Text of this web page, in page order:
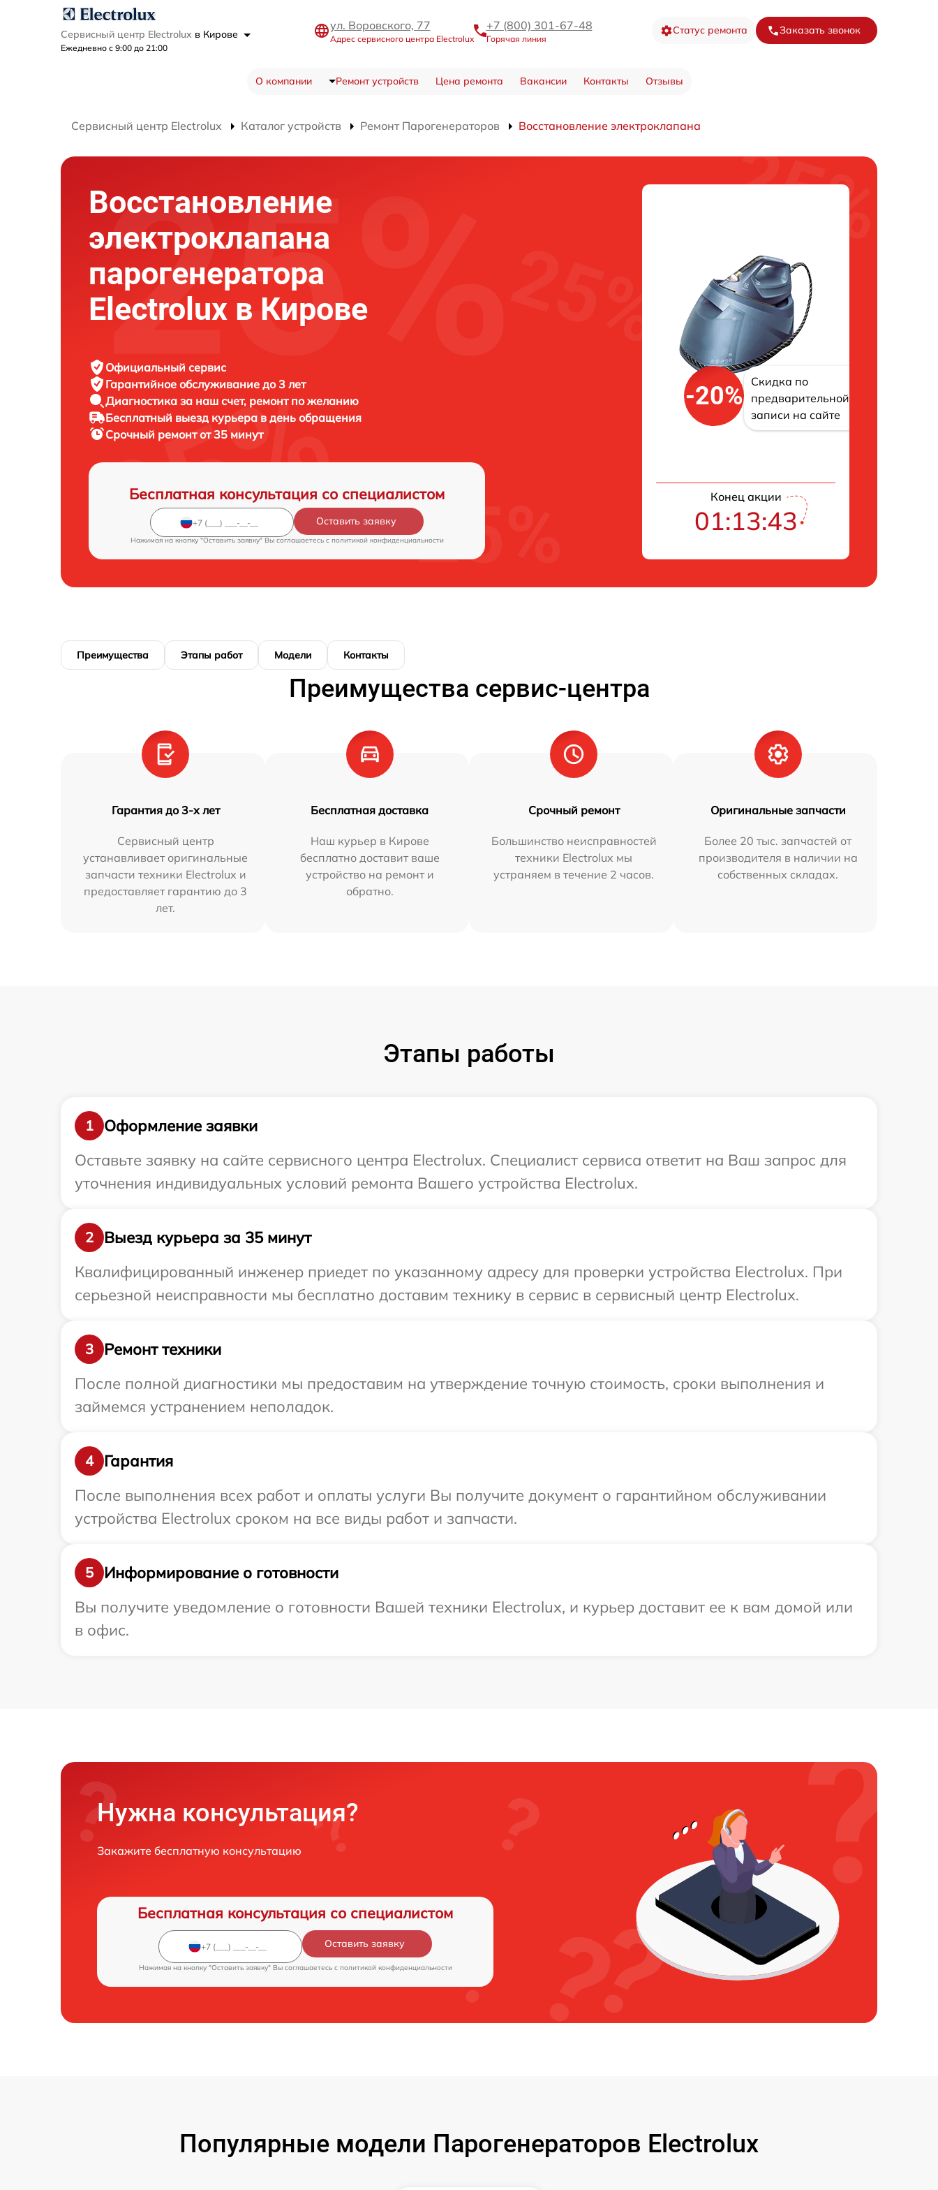
Сервисный центр Electrolux в Кирове
Ежедневно с 9:00 до 21:00
ул. Воровского, 77
Адрес сервисного центра Electrolux
+7 (800) 301-67-48
Горячая линия
Статус ремонта Заказать звонок
О компании Ремонт устройств Цена ремонта Вакансии Контакты Отзывы
Сервисный центр Electrolux Каталог устройств Ремонт Парогенераторов Восстановление электроклапана
Восстановление
электроклапана
парогенератора
Electrolux в Кирове
Официальный сервис
Гарантийное обслуживание до 3 лет
Диагностика за наш счет, ремонт по желанию
Бесплатный выезд курьера в день обращения
Срочный ремонтот 35 минут
Бесплатная консультация со специалистом
Оставить заявку
Нажимая на кнопку "Оставить заявку" Вы соглашаетесь c политикой конфиденциальности
-20%
Скидка по
предварительной
записи на сайте
Конец акции
01:13:42
Преимущества Этапы работ Модели Контакты
Преимущества сервис-центра
Гарантия до 3-х лет
Сервисный центр
устанавливает оригинальные
запчасти техники Electrolux и
предоставляет гарантию до 3
лет.
Бесплатная доставка
Наш курьер в Кирове
бесплатно доставит ваше
устройство на ремонт и
обратно.
Срочный ремонт
Большинство неисправностей
техники Electrolux мы
устраняем в течение 2 часов.
Оригинальные запчасти
Более 20 тыс. запчастей от
производителя в наличии на
собственных складах.
Этапы работы
1
Оформление заявки
Оставьте заявку на сайте сервисного центра Electrolux. Специалист сервиса ответит на Ваш запрос для
уточнения индивидуальных условий ремонта Вашего устройства Electrolux.
2
Выезд курьера за 35 минут
Квалифицированный инженер приедет по указанному адресу для проверки устройства Electrolux. При
серьезной неисправности мы бесплатно доставим технику в сервис в сервисный центр Electrolux.
3
Ремонт техники
После полной диагностики мы предоставим на утверждение точную стоимость, сроки выполнения и
займемся устранением неполадок.
4
Гарантия
После выполнения всех работ и оплаты услуги Вы получите документ о гарантийном обслуживании
устройства Electrolux сроком на все виды работ и запчасти.
5
Информирование о готовности
Вы получите уведомление о готовности Вашей техники Electrolux, и курьер доставит ее к вам домой или
в офис.
Нужна консультация?
Закажите бесплатную консультацию
Бесплатная консультация со специалистом
Оставить заявку
Нажимая на кнопку "Оставить заявку" Вы соглашаетесь c политикой конфиденциальности
Популярные модели Парогенераторов Electrolux